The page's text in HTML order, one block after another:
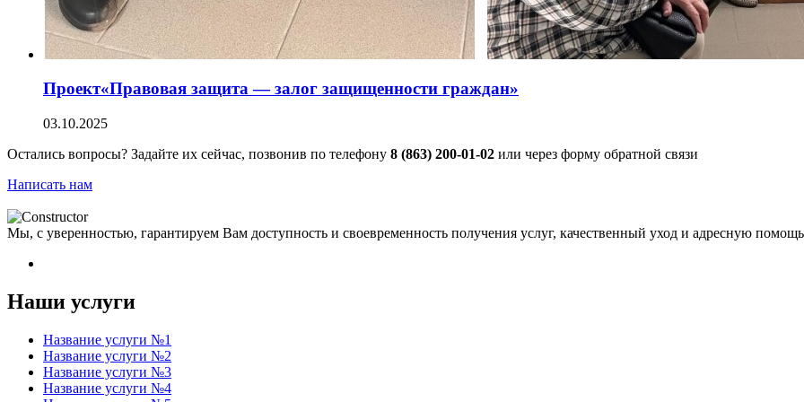
Проект«Правовая защита — залог защищенности граждан»
03.10.2025
Остались вопросы? Задайте их сейчас, позвонив по телефону 8 (863) 200-01-02 или через форму обратной связи
Написать нам
Мы, с уверенностью, гарантируем Вам доступность и своевременность получения услуг, качественный уход и адресную
Наши услуги
Название услуги №1
Название услуги №2
Название услуги №3
Название услуги №4